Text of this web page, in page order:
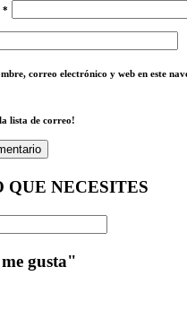
*
correo electrónico y web en este
lista de correo!
QUE NECESITES
gusta"